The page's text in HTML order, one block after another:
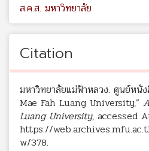
ส.ค.ส. มหาวิทยาลัย
Citation
มหาวิทยาลัยแม่ฟ้าหลวง. ศูนย์หนั
Mae Fah Luang University,”
Luang University, accessed
https://
w/378.